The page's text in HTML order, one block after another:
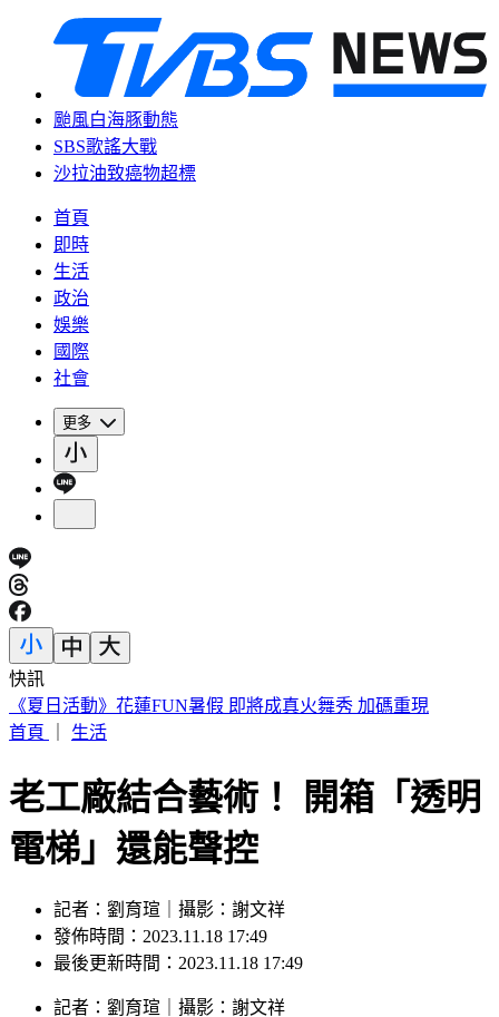
颱風白海豚動態
SBS歌謠大戰
沙拉油致癌物超標
首頁
即時
生活
政治
娛樂
國際
社會
更多
快訊
遠見天下創辦人高希均90歲辭世！「長壽5秘訣」曝 醫生也
認同
老工廠結合藝術！ 開箱「透明
電梯」還能聲控
記者：劉育瑄｜攝影：謝文祥
發佈時間：2023.11.18 17:49